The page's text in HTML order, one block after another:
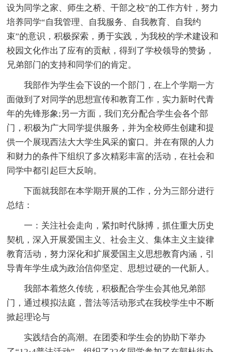
设为同学之家、师生之桥、干部之校”的工作方针，努力
培养同学“自我管理、自我服务、自我教育、自我约
束”的意识，积极探索，勇于实践，为我校的学术建设和
校园文化作出了应有的贡献，得到了学校领导的赞扬，
兄弟部门的支持和同学们的肯定。
我部作为学生会下设的一个部门，在上个学期一方
面做到了对同学的思想宣传和教育工作，实力新时代青
年的先锋形象;另一方面，我们充分配合学生会各个部
门，积极为广大同学提供服务，并为全校师生创建和提
供一个展现西法大大学生风采的窗口。并在有限的人力
和财力的条件下组织了多次精彩丰富的活动，在社会和
同学中都引起巨大反响。
下面就我部在本学期开展的工作，分为三部分进行
总结：
一：关注社会走向，紧扣时代脉搏，抓住重大历史
契机，深入开展爱国主义、社会主义、集体主义主旋律
教育活动，努力深化和扩展爱国主义思想教育内涵，引
导青年学生成为政治信仰坚定、思想过硬的一代新人。
我部本着悠久传统，积极配合学生会其他兄弟部
门，通过模拟法庭，普法等活动形式在我校学生中不断
掀起理论与
实践结合的高潮。在团委和学生会的协助下举办